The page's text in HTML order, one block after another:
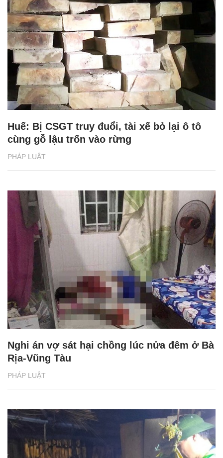
PHÁP LUẬT
Huế: Bị CSGT truy đuổi, tài xế bỏ lại ô tô
cùng gỗ lậu trốn vào rừng
PHÁP LUẬT
Nghi án vợ sát hại chồng lúc nửa đêm ở Bà
Rịa-Vũng Tàu